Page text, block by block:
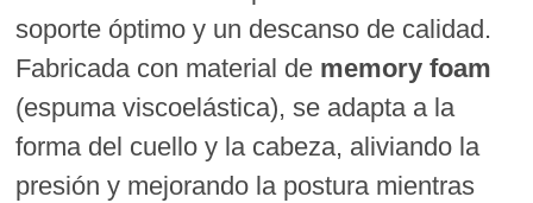
soporte óptimo y un descanso de calidad.
Fabricada con material de memory foam
(espuma viscoelástica), se adapta a la
forma del cuello y la cabeza, aliviando la
presión y mejorando la postura mientras